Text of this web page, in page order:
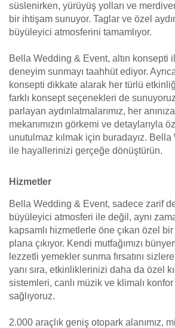
süslenirken, yürüyüş yolları ve
bir ihtişam sunuyor. Taglar ve özel
büyüleyici atmosferini tamamlıyor.
Bella Wedding & Event, altın konsepti
deneyim sunmayı taahhüt ediyor.
konsepti dikkate alarak her türlü
farklı konsept seçenekleri de
parlayan aydınlatmalarımız, her
mekanımızın görkemi ve detaylarıyla
unutulmaz kılmak için buradayız.
ile hayallerinizi gerçeğe dönüştürün.
Hizmetler
Bella Wedding & Event, sadece zarif
büyüleyici atmosferi ile değil, aynı
kapsamlı hizmetlerle öne çıkan özel
plana çıkıyor. Kendi mutfağımızı
lezzetli yemekler sunma fırsatını
yanı sıra, etkinliklerinizi daha da özel
sistemleri, canlı müzik ve klimalı
sağlıyoruz.
2.000 araçlık geniş otopark alanımız,